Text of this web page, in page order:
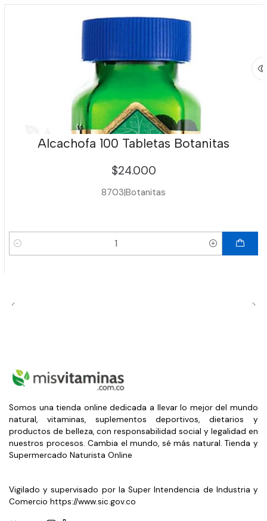
Alcachofa 100 Tabletas Botanitas
$24.000
8703|Botanitas
Cantidad
Somos una tienda online dedicada a llevar lo mejor del mundo
natural, vitaminas, suplementos deportivos, dietarios y
productos de belleza, con responsabilidad social y legalidad en
nuestros procesos. Cambia el mundo, sé más natural. Tienda y
Supermercado Naturista Online
Vigilado y supervisado por la Super Intendencia de Industria y
Comercio https://www.sic.gov.co